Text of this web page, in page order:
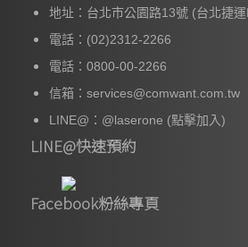
地址：台北市公園路13號 (台北捷
電話：(02)2312-2266
電話：0800-00-2266
信箱：services@comwant.com.tw
LINE@： @laserone (點擊加入)
LINE@快速預約
Facebook粉絲專頁